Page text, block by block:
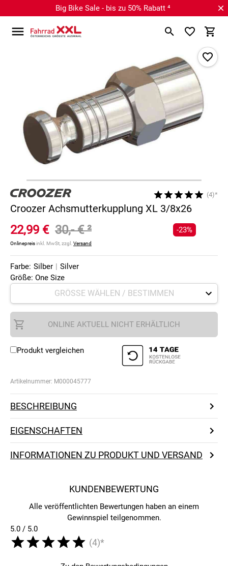
Big Bike Sale - bis zu 50% Rabatt ⁴
(4)*
Croozer Achsmutterkupplung XL 3/8x26
22,99 € 30,- €²
Onlinepreisinkl. MwSt, zzgl. Versand
-23%
Farbe: Silber | Silver
Größe: One Size
ONLINE AKTUELL NICHT ERHÄLTLICH
Produkt vergleichen
Artikelnummer: M000045777
BESCHREIBUNG
EIGENSCHAFTEN
INFORMATIONEN ZU PRODUKT UND VERSAND
KUNDENBEWERTUNG
Alle veröffentlichten Bewertungen haben an einem
Gewinnspiel teilgenommen.
5.0 / 5.0
(4)*